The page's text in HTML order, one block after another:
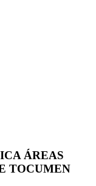
ÁREAS
TOCUMEN